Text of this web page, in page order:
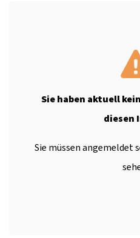
Sie haben aktuell
diesen
Sie müssen angemeldet